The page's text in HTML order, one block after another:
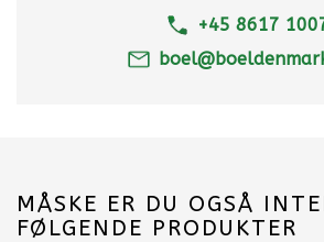
+45 8617
MÅSKE ER DU OGSÅ
FØLGENDE PRODUKTER